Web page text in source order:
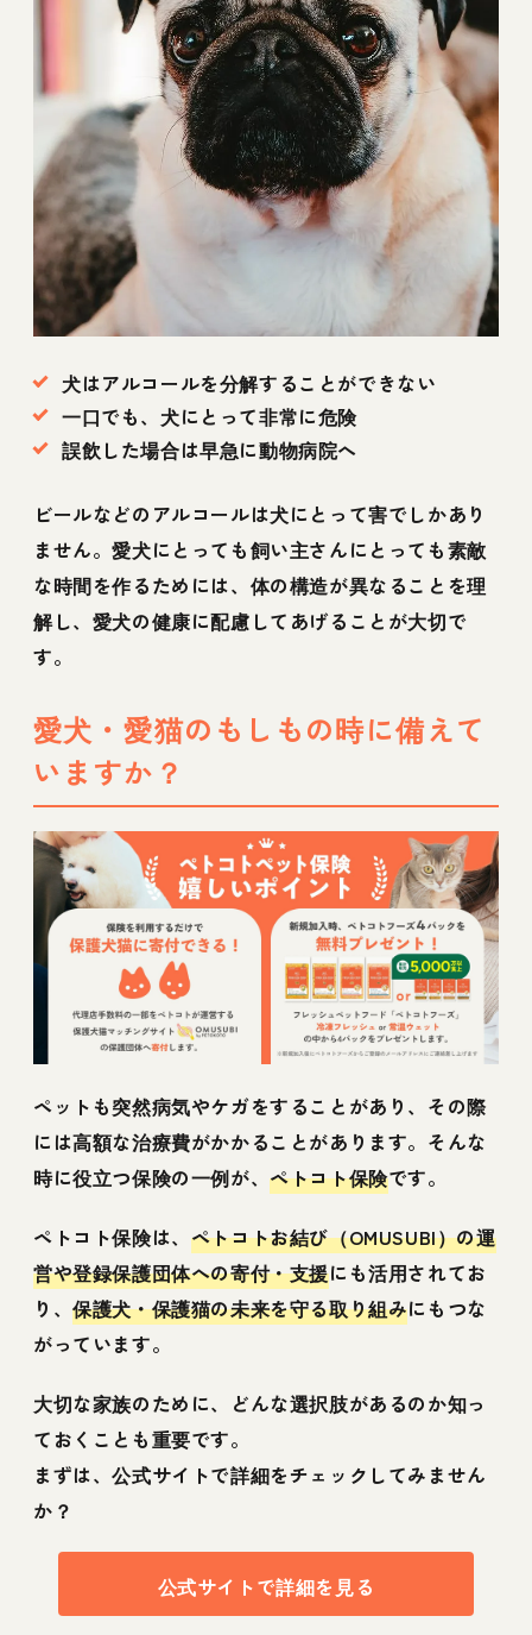
犬はアルコールを分解することができない
一口でも、犬にとって非常に危険
誤飲した場合は早急に動物病院へ
ビールなどのアルコールは犬にとって害でしかあり
ません。愛犬にとっても飼い主さんにとっても素敵
な時間を作るためには、体の構造が異なることを理
解し、愛犬の健康に配慮してあげることが大切で
す。
愛犬・愛猫のもしもの時に備えて
いますか？
ペットも突然病気やケガをすることがあり、その際
には高額な治療費がかかることがあります。そんな
時に役立つ保険の一例が、ペトコト保険です。
ペトコト保険は、 ペトコトお結び（OMUSUBI）の運
営や登録保護団体への寄付・支援にも活用されてお
り、保護犬・保護猫の未来を守る取り組みにもつな
がっています。
大切な家族のために、どんな選択肢があるのか知っ
ておくことも重要です。
まずは、公式サイトで詳細をチェックしてみません
か？
公式サイトで詳細を見る